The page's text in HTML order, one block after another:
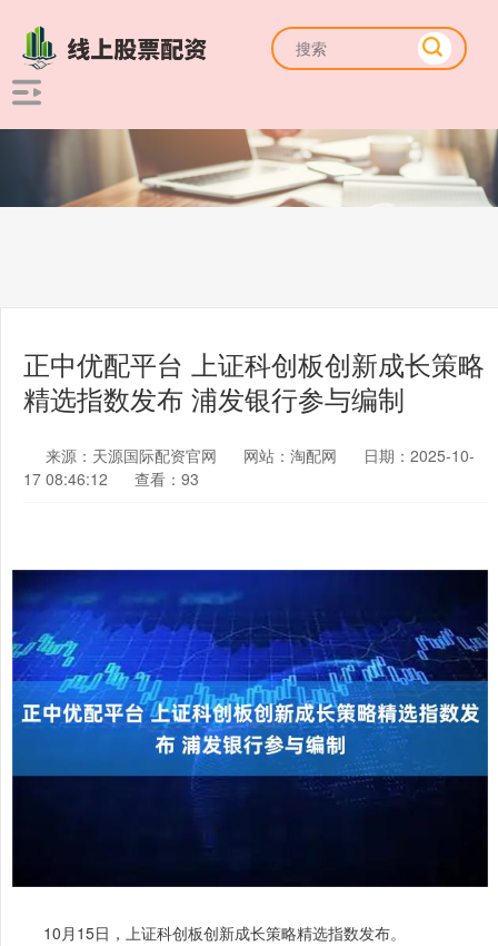
正中优配平台 上证科创板创新成长策略
精选指数发布 浦发银行参与编制
来源：天源国际配资官网 网站：淘配网
日期：2025-10-
17 08:46:12
查看：93
10月15日，上证科创板创新成长策略精选指数发布。